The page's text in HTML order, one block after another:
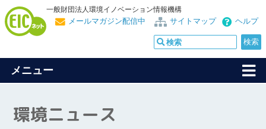
一般財団法人環境イノベーション情報機構
ヘルプ
サイトマップ
メールマガジン配信中
メニュー
環境ニュース